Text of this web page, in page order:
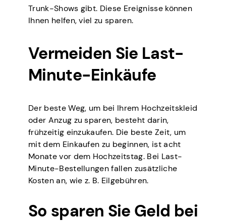
Trunk-Shows gibt. Diese Ereignisse können
Ihnen helfen, viel zu sparen.
Vermeiden Sie Last-
Minute-Einkäufe
Der beste Weg, um bei Ihrem Hochzeitskleid
oder Anzug zu sparen, besteht darin,
frühzeitig einzukaufen. Die beste Zeit, um
mit dem Einkaufen zu beginnen, ist acht
Monate vor dem Hochzeitstag. Bei Last-
Minute-Bestellungen fallen zusätzliche
Kosten an, wie z. B. Eilgebühren.
So sparen Sie Geld bei